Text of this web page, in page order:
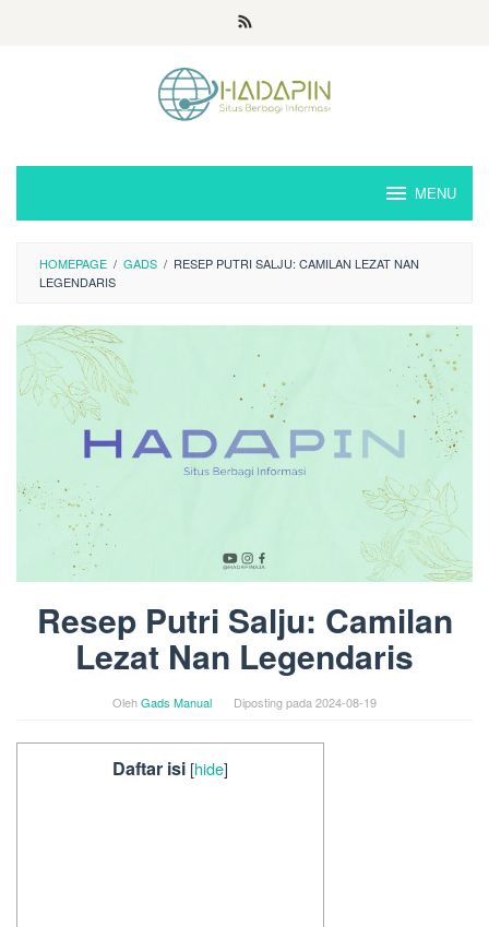
MENU
HOMEPAGE / GADS / RESEP PUTRI SALJU: CAMILAN LEZAT NAN
LEGENDARIS
Resep Putri Salju: Camilan
Lezat Nan Legendaris
OlehGads Manual Diposting pada 2024-08-19
Daftar isi [hide]